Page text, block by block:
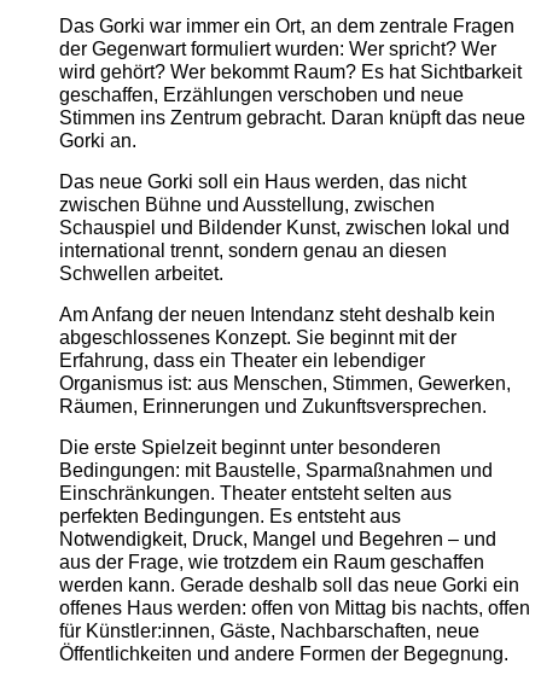
Das Gorki war immer ein Ort, an dem zentrale Fragen
der Gegenwart formuliert wurden: Wer spricht? Wer
wird gehört? Wer bekommt Raum? Es hat Sichtbarkeit
geschaffen, Erzählungen verschoben und neue
Stimmen ins Zentrum gebracht. Daran knüpft das neue
Gorki an.
Das neue Gorki soll ein Haus werden, das nicht
zwischen Bühne und Ausstellung, zwischen
Schauspiel und Bildender Kunst, zwischen lokal und
international trennt, sondern genau an diesen
Schwellen arbeitet.
Am Anfang der neuen Intendanz steht deshalb kein
abgeschlossenes Konzept. Sie beginnt mit der
Erfahrung, dass ein Theater ein lebendiger
Organismus ist: aus Menschen, Stimmen, Gewerken,
Räumen, Erinnerungen und Zukunftsversprechen.
Die erste Spielzeit beginnt unter besonderen
Bedingungen: mit Baustelle, Sparmaßnahmen und
Einschränkungen. Theater entsteht selten aus
perfekten Bedingungen. Es entsteht aus
Notwendigkeit, Druck, Mangel und Begehren – und
aus der Frage, wie trotzdem ein Raum geschaffen
werden kann. Gerade deshalb soll das neue Gorki ein
offenes Haus werden: offen von Mittag bis nachts, offen
für Künstler:innen, Gäste, Nachbarschaften, neue
Öffentlichkeiten und andere Formen der Begegnung.